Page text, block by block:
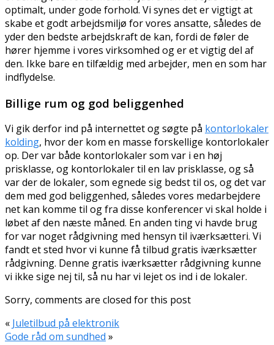
optimalt, under gode forhold. Vi synes det er vigtigt at
skabe et godt arbejdsmiljø for vores ansatte, således de
yder den bedste arbejdskraft de kan, fordi de føler de
hører hjemme i vores virksomhed og er et vigtig del af
den. Ikke bare en tilfældig med arbejder, men en som har
indflydelse.
Billige rum og god beliggenhed
Vi gik derfor ind på internettet og søgte på kontorlokaler
kolding, hvor der kom en masse forskellige kontorlokaler
op. Der var både kontorlokaler som var i en høj
prisklasse, og kontorlokaler til en lav prisklasse, og så
var der de lokaler, som egnede sig bedst til os, og det var
dem med god beliggenhed, således vores medarbejdere
net kan komme til og fra disse konferencer vi skal holde i
løbet af den næste måned. En anden ting vi havde brug
for var noget rådgivning med hensyn til iværksætteri. Vi
fandt et sted hvor vi kunne få tilbud gratis iværksætter
rådgivning. Denne gratis iværksætter rådgivning kunne
vi ikke sige nej til, så nu har vi lejet os ind i de lokaler.
Sorry, comments are closed for this post
« Juletilbud på elektronik
Gode råd om sundhed »